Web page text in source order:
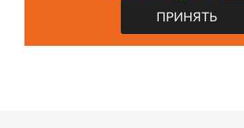
ПРИНЯТЬ